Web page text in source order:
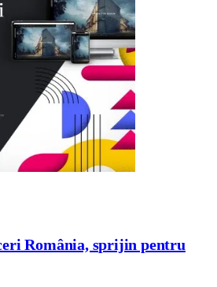
România, sprijin pentru